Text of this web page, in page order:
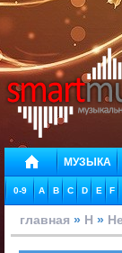
МУЗЫКА
0-9 A B C D E F
главная » Н »